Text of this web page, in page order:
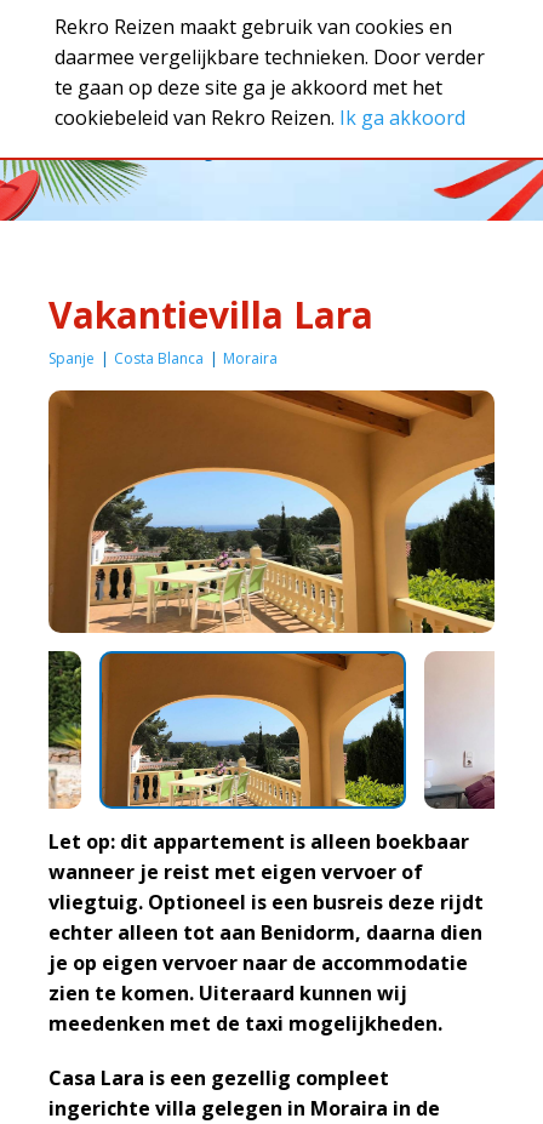
Rekro Reizen maakt gebruik van cookies en
daarmee vergelijkbare technieken. Door verder
te gaan op deze site ga je akkoord met het
cookiebeleid van Rekro Reizen. Ik ga akkoord
Boek jouw vakantie!
Vakantievilla Lara
Spanje Costa Blanca Moraira
Let op: dit appartement is alleen boekbaar
wanneer je reist met eigen vervoer of
vliegtuig. Optioneel is een busreis deze rijdt
echter alleen tot aan Benidorm, daarna dien
je op eigen vervoer naar de accommodatie
zien te komen. Uiteraard kunnen wij
meedenken met de taxi mogelijkheden.
Casa Lara is een gezellig compleet
ingerichte villa gelegen in Moraira in de